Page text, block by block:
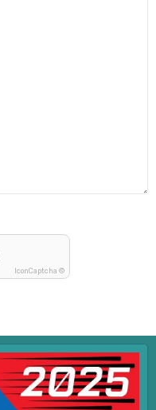
IconCaptcha ©